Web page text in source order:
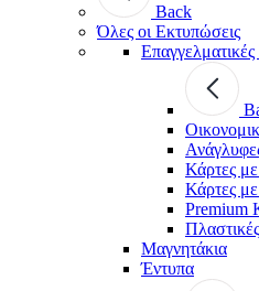
Back
Όλες οι Εκτυπώσεις
Κάρτες
Κάρτες
Premium
Μαγνητάκια
Έντυπα